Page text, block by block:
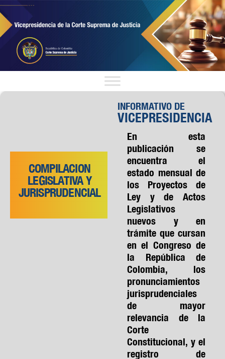
INFORMATIVO DE
VICEPRESIDENCIA
COMPILACION
LEGISLATIVA Y
JURISPRUDENCIAL
En esta
publicación se
encuentra el
estado mensual de
los Proyectos de
Ley y de Actos
Legislativos
nuevos y en
trámite que cursan
en el Congreso de
la República de
Colombia, los
pronunciamientos
jurisprudenciales
de mayor
relevancia de la
Corte
Constitucional, y el
registro de